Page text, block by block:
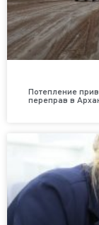
Потепление
переправ в